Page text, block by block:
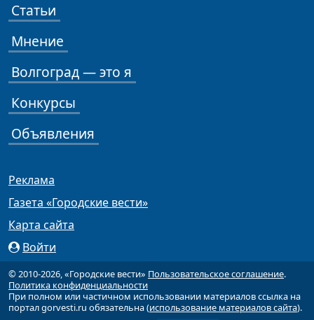
Статьи
Мнение
Волгоград — это я
Конкурсы
Объявления
Реклама
Газета «Городские вести»
Карта сайта
Войти
© 2010-2026, «Городские вести» Пользовательское соглашение.
Политика конфиденциальности
При полном или частичном использовании материалов ссылка на
портал gorvesti.ru обязательна (использование материалов сайта).